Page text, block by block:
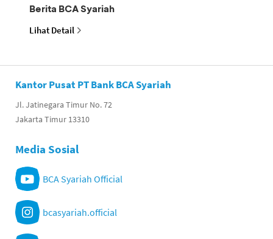
Berita BCA Syariah
Lihat Detail
Kantor Pusat PT Bank BCA Syariah
Jl. Jatinegara Timur No. 72
Jakarta Timur 13310
Media Sosial
BCA Syariah Official
bcasyariah.official